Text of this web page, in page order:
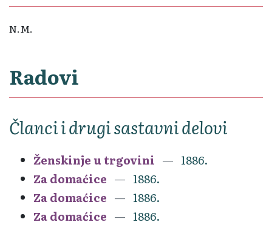
N.M.
Radovi
Članci i drugi sastavni delovi
Ženskinje u trgovini
1886.
Za domaćice
1886.
Za domaćice
1886.
Za domaćice
1886.